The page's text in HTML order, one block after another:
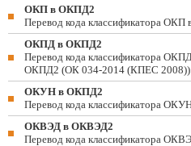
ОКП в ОКПД2
Перевод кода классификатора
ОКПД в ОКПД2
Перевод кода классификатора
ОКПД2 (ОК 034-2014 (КПЕС 2008))
ОКУН в ОКПД2
Перевод кода классификатора
ОКВЭД в ОКВЭД2
Перевод кода классификатора